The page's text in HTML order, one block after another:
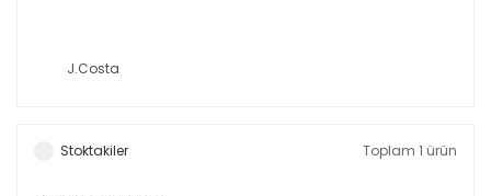
J.Costa
Stoktakiler Toplam 1 ürün